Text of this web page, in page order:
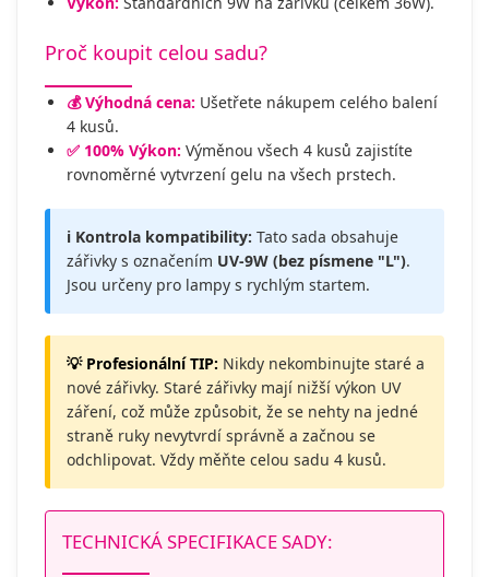
Proč koupit celou sadu?
💰 Výhodná cena: Ušetřete nákupem celého balení
4 kusů.
✅ 100% Výkon: Výměnou všech 4 kusů zajistíte
rovnoměrné vytvrzení gelu na všech prstech.
ℹ️ Kontrola kompatibility: Tato sada obsahuje
zářivky s označením UV-9W (bez písmene "L").
Jsou určeny pro lampy s rychlým startem.
💡 Profesionální TIP: Nikdy nekombinujte staré a
nové zářivky. Staré zářivky mají nižší výkon UV
záření, což může způsobit, že se nehty na jedné
straně ruky nevytvrdí správně a začnou se
odchlipovat. Vždy měňte celou sadu 4 kusů.
TECHNICKÁ SPECIFIKACE SADY: